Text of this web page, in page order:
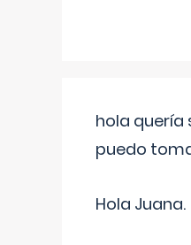
hola quería
puedo
Hola Juana.